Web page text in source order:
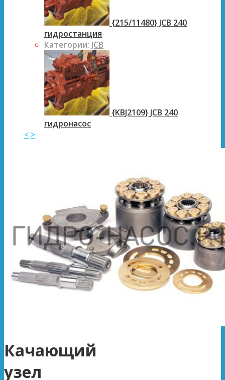
{215/11480} JCB 240
гидростанция
Категории: JCB
{KBJ2109} JCB 240
гидронасос
< >
Качающий
узел